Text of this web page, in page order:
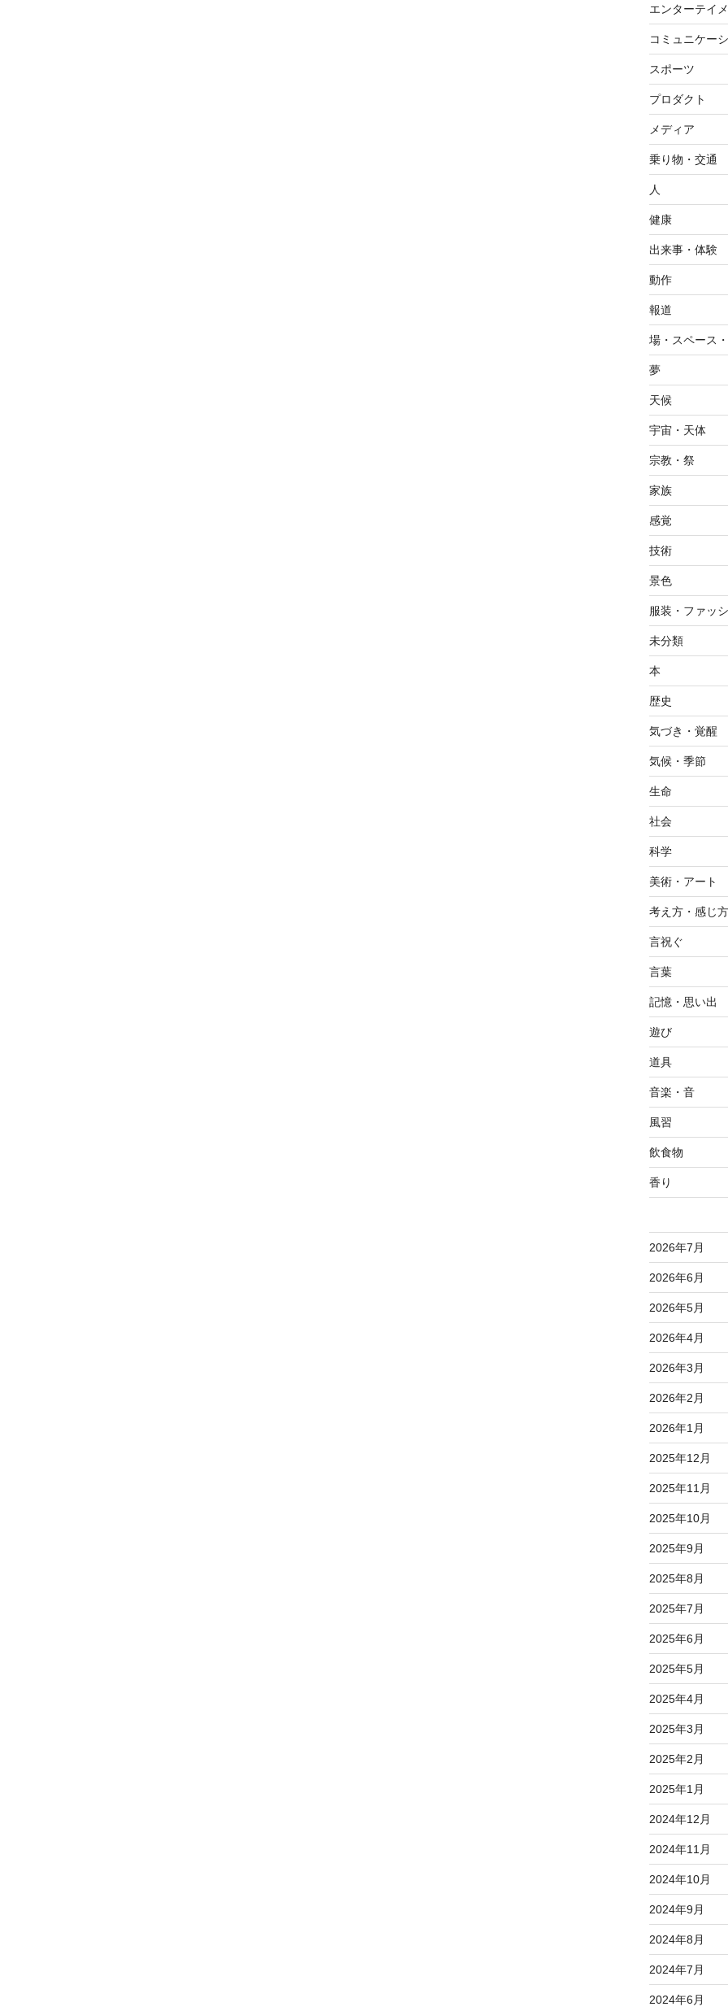
エンターテイ
コミュニケー
スポーツ
プロダクト
メディア
乗り物・交通
人
健康
出来事・体験
動作
報道
場・スペース
夢
天候
宇宙・天体
宗教・祭
家族
感覚
技術
景色
服装・ファッ
未分類
本
歴史
気づき・覚醒
気候・季節
生命
社会
科学
美術・アート
考え方・感じ方
言祝ぐ
言葉
記憶・思い出
遊び
道具
音楽・音
風習
飲食物
香り
2026年7月
2026年6月
2026年5月
2026年4月
2026年3月
2026年2月
2026年1月
2025年12月
2025年11月
2025年10月
2025年9月
2025年8月
2025年7月
2025年6月
2025年5月
2025年4月
2025年3月
2025年2月
2025年1月
2024年12月
2024年11月
2024年10月
2024年9月
2024年8月
2024年7月
2024年6月